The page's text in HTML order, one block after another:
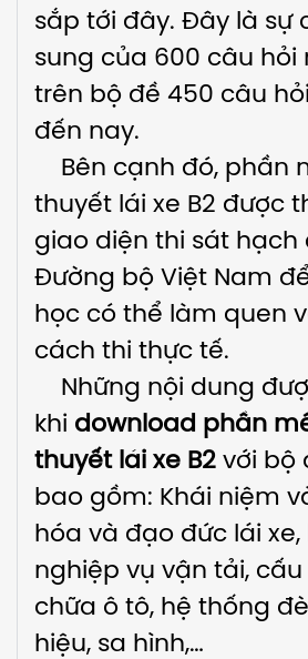
sắp tới đây. Đây là sự
sung của 600 câu hỏi
trên bộ đề 450 câu
đến nay.
Bên cạnh đó, phần
thuyết lái xe B2 được
giao diện thi sát hạch
Đường bộ Việt Nam
học có thể làm quen
cách thi thực tế.
Những nội dung
khi download phần
thuyết lái xe B2 với bộ
bao gồm: Khái niệm
hóa và đạo đức lái xe,
nghiệp vụ vận tải,
chữa ô tô, hệ thống
hiệu, sa hình,…